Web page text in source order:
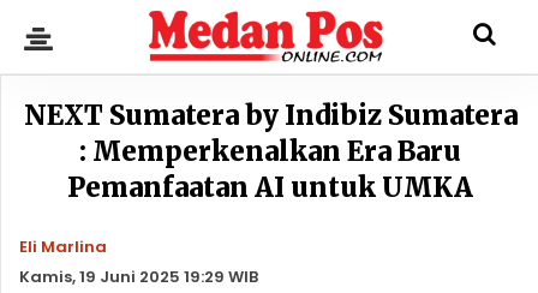
NEXT Sumatera by Indibiz Sumatera
: Memperkenalkan Era Baru
Pemanfaatan AI untuk UMKA
Eli Marlina
Kamis, 19 Juni 2025 19:29 WIB